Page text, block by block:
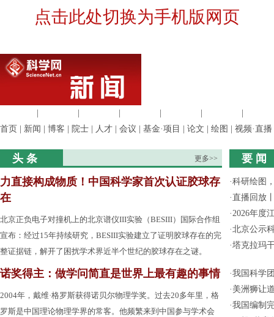
点击此处切换为手机版网页
首页
新闻 博客 院士 人才 会议 基金·项目 论文 绘图 视频·直播
头 条 更多>>
力直接构成物质！中国科学家首次认证胶球存
在
北京正负电子对撞机上的北京谱仪III实验（BESIII）国际合作组
宣布：经过15年持续研究，BESIII实验建立了证明胶球存在的完
整证据链，解开了困扰学术界近半个世纪的胶球存在之谜。
诺奖得主：做学问简直是世界上最有趣的事情
2004年，戴维·格罗斯获得诺贝尔物理学奖。过去20多年里，格
罗斯是中国理论物理学界的常客。他频繁来到中国参与学术会
要 闻
·科研绘图
·直播回放
·2026年度
·北京公示
·塔克拉玛
·我国科学
· 美洲狮让
·我国编制